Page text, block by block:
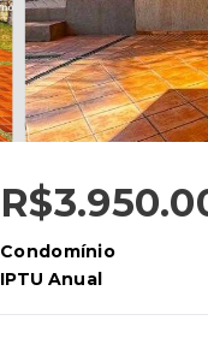
Condomínio
IPTU Anual